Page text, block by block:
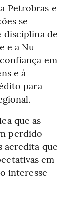
Petrobras e
se
disciplina de
e a Nu
em
e à
para
que as
perdido
acredita que
em
interesse